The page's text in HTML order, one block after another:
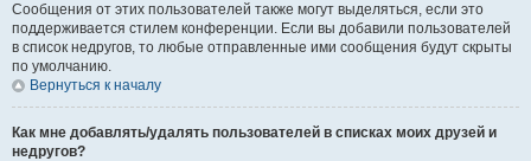
Сообщения от этих пользователей также могут выделяться, если это
поддерживается стилем конференции. Если вы добавили пользователей
в список недругов, то любые отправленные ими сообщения будут скрыты
по умолчанию.
Вернуться к началу
Как мне добавлять/удалять пользователей в списках моих друзей и
недругов?